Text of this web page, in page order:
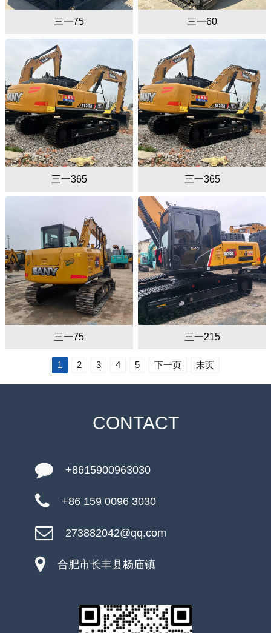
三一75 三一60
三一365 三一365
三一75 三一215
1 2 3 4 5 下一页 末页
CONTACT
+8615900963030
+86 159 0096 3030
273882042@qq.com
合肥市长丰县杨庙镇